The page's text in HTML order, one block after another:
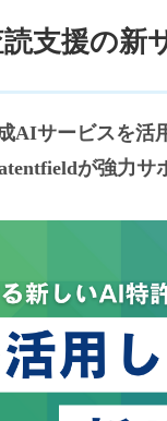
支援の新
AIサービスを
が強力サ